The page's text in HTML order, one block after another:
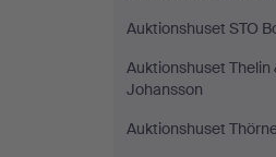
Auktionshuset STO
Auktionshuset Thelin
Johansson
Auktionshuset